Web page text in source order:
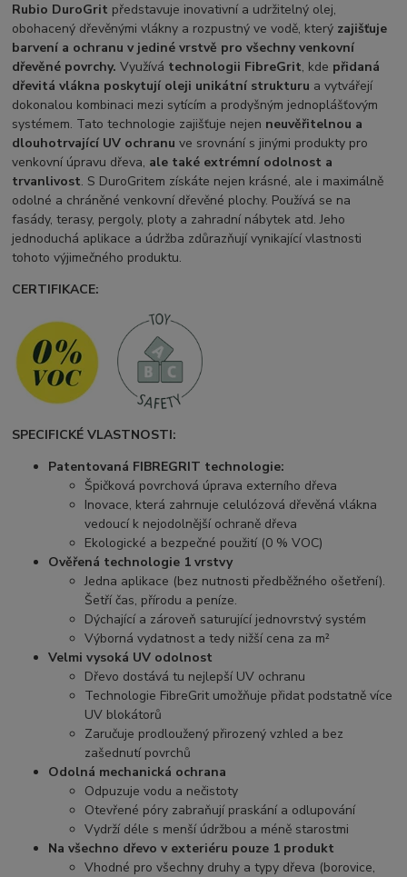
Rubio DuroGrit představuje inovativní a udržitelný olej,
obohacený dřevěnými vlákny a rozpustný ve vodě, který zajišťuje
barvení a ochranu v jediné vrstvě pro všechny venkovní
dřevěné povrchy. Využívá technologii FibreGrit, kde přidaná
dřevitá vlákna poskytují oleji unikátní strukturu a vytvářejí
dokonalou kombinaci mezi sytícím a prodyšným jednoplášťovým
systémem. Tato technologie zajišťuje nejen neuvěřitelnou a
dlouhotrvající UV ochranu ve srovnání s jinými produkty pro
venkovní úpravu dřeva, ale také extrémní odolnost a
trvanlivost. S DuroGritem získáte nejen krásné, ale i maximálně
odolné a chráněné venkovní dřevěné plochy. Používá se na
fasády, terasy, pergoly, ploty a zahradní nábytek atd. Jeho
jednoduchá aplikace a údržba zdůrazňují vynikající vlastnosti
tohoto výjimečného produktu.
CERTIFIKACE:
SPECIFICKÉ VLASTNOSTI:
Patentovaná FIBREGRIT technologie:
Špičková povrchová úprava externího dřeva
Inovace, která zahrnuje celulózová dřevěná vlákna
vedoucí k nejodolnější ochraně dřeva
Ekologické a bezpečné použití (0 % VOC)
Ověřená technologie 1 vrstvy
Jedna aplikace (bez nutnosti předběžného ošetření).
Šetří čas, přírodu a peníze.
Dýchající a zároveň saturující jednovrstvý systém
Výborná vydatnost a tedy nižší cena za m²
Velmi vysoká UV odolnost
Dřevo dostává tu nejlepší UV ochranu
Technologie FibreGrit umožňuje přidat podstatně více
UV blokátorů
Zaručuje prodloužený přirozený vzhled a bez
zašednutí povrchů
Odolná mechanická ochrana
Odpuzuje vodu a nečistoty
Otevřené póry zabraňují praskání a odlupování
Vydrží déle s menší údržbou a méně starostmi
Na všechno dřevo v exteriéru pouze 1 produkt
Vhodné pro všechny druhy a typy dřeva (borovice,